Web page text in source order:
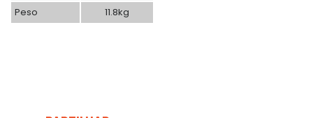
Peso
11.8kg